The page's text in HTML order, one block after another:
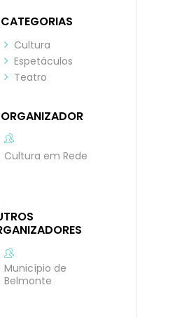
CATEGORIAS
Cultura
Espetáculos
Teatro
ORGANIZADOR
Cultura em Rede
Município de
Belmonte